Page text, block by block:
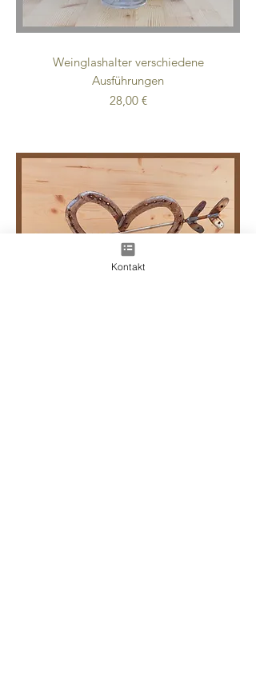
Weinglashalter verschiedene
Ausführungen
Preis
28,00 €
Kontakt